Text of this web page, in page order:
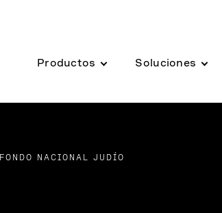
Productos Soluciones
FONDO NACIONAL JUDÍO